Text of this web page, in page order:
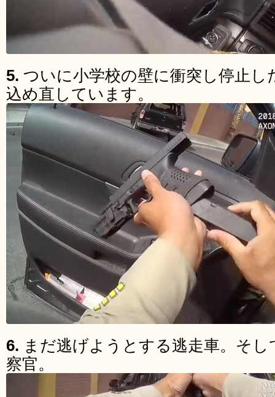
5. ついに小学校の壁に衝突し停止し
込め直しています。
6. まだ逃げようとする逃走車。そ
察官。